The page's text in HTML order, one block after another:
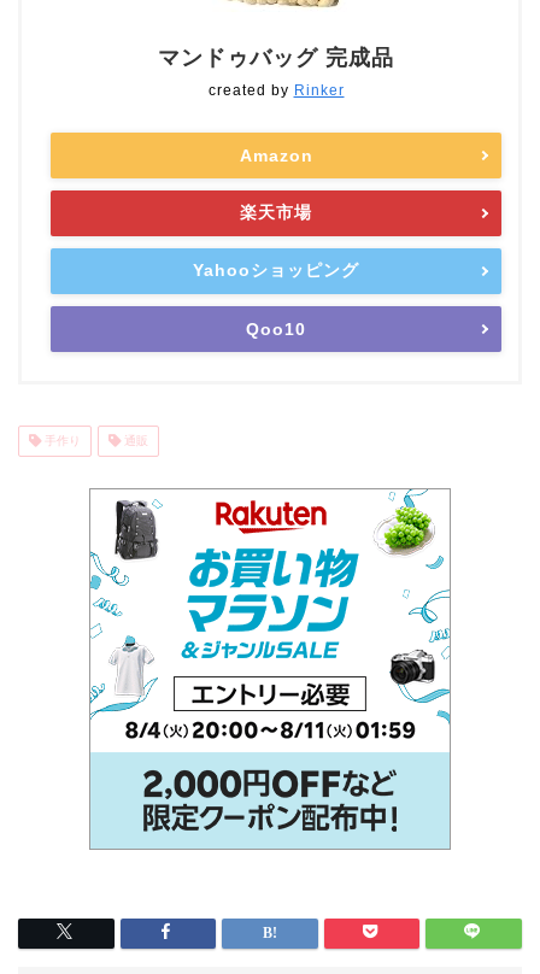
マンドゥバッグ 完成品
created by Rinker
Amazon
楽天市場
Yahooショッピング
Qoo10
手作り 通販